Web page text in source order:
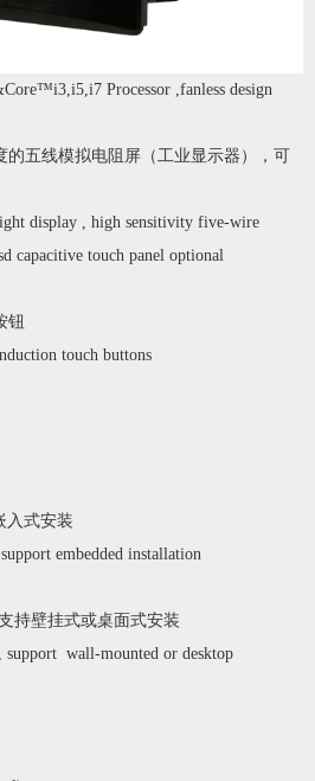
™i3,i5,i7 Processor ,fanless design
的五线模拟电阻屏（工业显示器 ），可
display , high sensitivity five-wire
capacitive touch panel optional
钮
touch buttons
入式安装
embedded installation
持壁挂式或桌面式安装
support wall-mounted or desktop